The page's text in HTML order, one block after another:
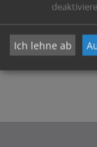
Ich lehne ab